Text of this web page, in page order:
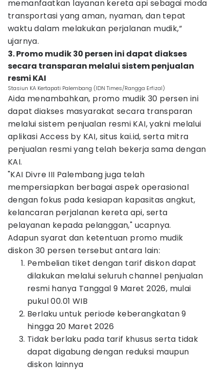
memanfaatkan layanan kereta api sebagai moda
transportasi yang aman, nyaman, dan tepat
waktu dalam melakukan perjalanan mudik,”
ujarnya.
3. Promo mudik 30 persen ini dapat diakses
secara transparan melalui sistem penjualan
resmi KAI
Stasiun KA Kertapati Palembang (IDN Times/Rangga Erfizal)
Aida menambahkan, promo mudik 30 persen ini
dapat diakses masyarakat secara transparan
melalui sistem penjualan resmi KAI, yakni melalui
aplikasi Access by KAI, situs kai.id, serta mitra
penjualan resmi yang telah bekerja sama dengan
KAI.
"KAI Divre III Palembang juga telah
mempersiapkan berbagai aspek operasional
dengan fokus pada kesiapan kapasitas angkut,
kelancaran perjalanan kereta api, serta
pelayanan kepada pelanggan," ucapnya.
Adapun syarat dan ketentuan promo mudik
diskon 30 persen tersebut antara lain:
Pembelian tiket dengan tarif diskon dapat
dilakukan melalui seluruh channel penjualan
resmi hanya Tanggal 9 Maret 2026, mulai
pukul 00.01 WIB
Berlaku untuk periode keberangkatan 9
hingga 20 Maret 2026
Tidak berlaku pada tarif khusus serta tidak
dapat digabung dengan reduksi maupun
diskon lainnya